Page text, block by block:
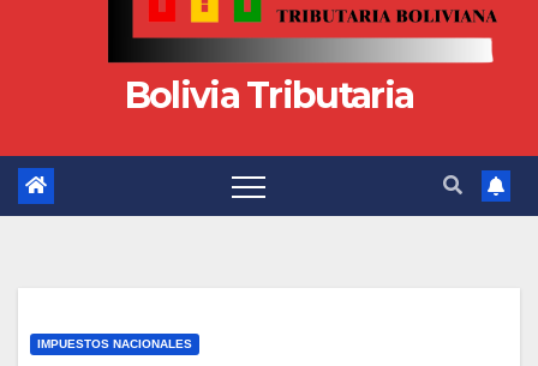
Bolivia Tributaria
IMPUESTOS NACIONALES